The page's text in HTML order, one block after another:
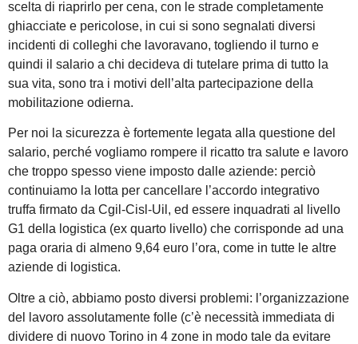
scelta di riaprirlo per cena, con le strade completamente
ghiacciate e pericolose, in cui si sono segnalati diversi
incidenti di colleghi che lavoravano, togliendo il turno e
quindi il salario a chi decideva di tutelare prima di tutto la
sua vita, sono tra i motivi dell’alta partecipazione della
mobilitazione odierna.
Per noi la sicurezza è fortemente legata alla questione del
salario, perché vogliamo rompere il ricatto tra salute e lavoro
che troppo spesso viene imposto dalle aziende: perciò
continuiamo la lotta per cancellare l’accordo integrativo
truffa firmato da Cgil-Cisl-Uil, ed essere inquadrati al livello
G1 della logistica (ex quarto livello) che corrisponde ad una
paga oraria di almeno 9,64 euro l’ora, come in tutte le altre
aziende di logistica.
Oltre a ciò, abbiamo posto diversi problemi: l’organizzazione
del lavoro assolutamente folle (c’è necessità immediata di
dividere di nuovo Torino in 4 zone in modo tale da evitare